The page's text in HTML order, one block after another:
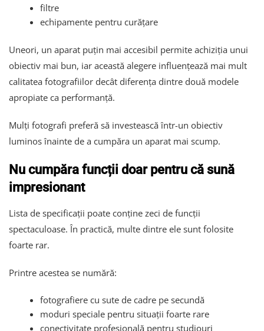
filtre
echipamente pentru curățare
Uneori, un aparat puțin mai accesibil permite achiziția unui
obiectiv mai bun, iar această alegere influențează mai mult
calitatea fotografiilor decât diferența dintre două modele
apropiate ca performanță.
Mulți fotografi preferă să investească într-un obiectiv
luminos înainte de a cumpăra un aparat mai scump.
Nu cumpăra funcții doar pentru că sună
impresionant
Lista de specificații poate conține zeci de funcții
spectaculoase. În practică, multe dintre ele sunt folosite
foarte rar.
Printre acestea se numără:
fotografiere cu sute de cadre pe secundă
moduri speciale pentru situații foarte rare
conectivitate profesională pentru studiouri